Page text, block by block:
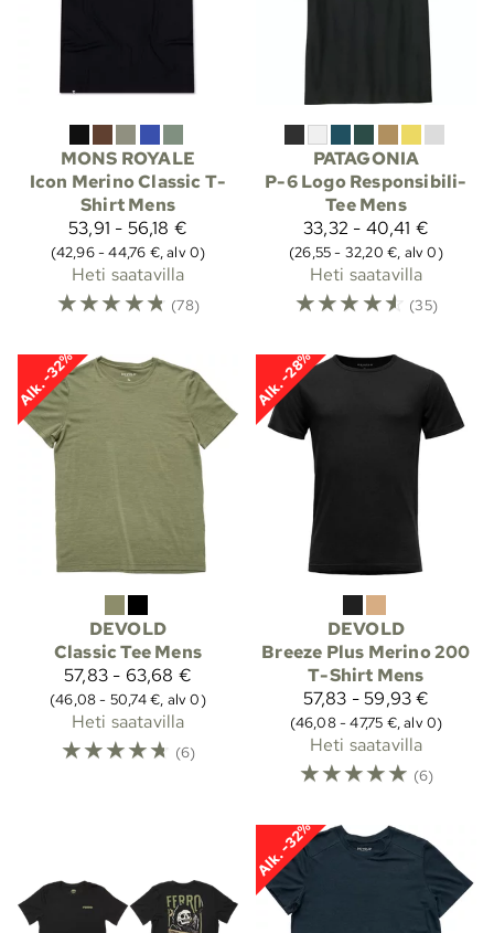
MONS ROYALE
Icon Merino Classic T-
Shirt Mens
53,91 - 56,18 €
(42,96 - 44,76 €, alv 0)
Heti saatavilla
☆☆☆☆☆ (78)
PATAGONIA
P-6 Logo Responsibili-
Tee Mens
33,32 - 40,41 €
(26,55 - 32,20 €, alv 0)
Heti saatavilla
☆☆☆☆☆ (35)
Alk. -32%
DEVOLD
Classic Tee Mens
57,83 - 63,68 €
(46,08 - 50,74 €, alv 0)
Heti saatavilla
☆☆☆☆☆ (6)
Alk. -28%
DEVOLD
Breeze Plus Merino 200
T-Shirt Mens
57,83 - 59,93 €
(46,08 - 47,75 €, alv 0)
Heti saatavilla
☆☆☆☆☆ (6)
Alk. -32%